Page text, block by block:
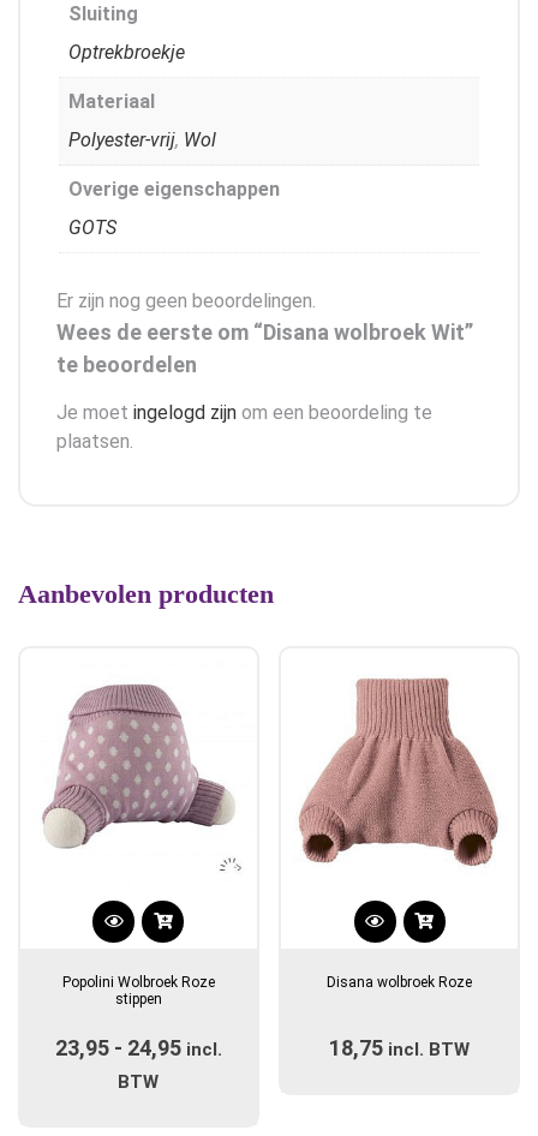
Sluiting
Optrekbroekje
Materiaal
Polyester-vrij, Wol
Overige eigenschappen
GOTS
Er zijn nog geen beoordelingen.
Wees de eerste om “Disana wolbroek Wit”
te beoordelen
Je moet ingelogd zijn om een beoordeling te
plaatsen.
Aanbevolen producten
Dit
heeft
variaties.
Deze
Popolini Wolbroek Roze
stippen
23,95 - 24,95Prijsklasse:
incl.
BTW
Dit
heeft
variaties.
Disana wolbroek Roze
18,75 incl. BTW